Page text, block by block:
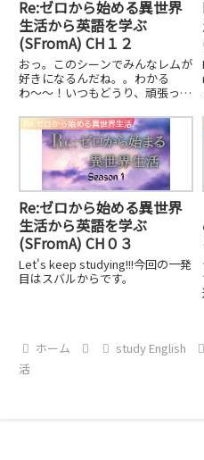
Re:ゼロから始める異世界
生活から英語を学ぶ
(SFromA) CH１２
おっ。このシーンでみんなレムが
好きになるんだね。。わかる
わ〜〜！いつもどうり、頑張って
Re:ゼロから始める異世界生活
Re:ゼロから始める異世界
生活から英語を学ぶ
(SFromA) CH０３
Let's keep studying!!!今回の一発
目はスバルからです。
ホーム study English
活